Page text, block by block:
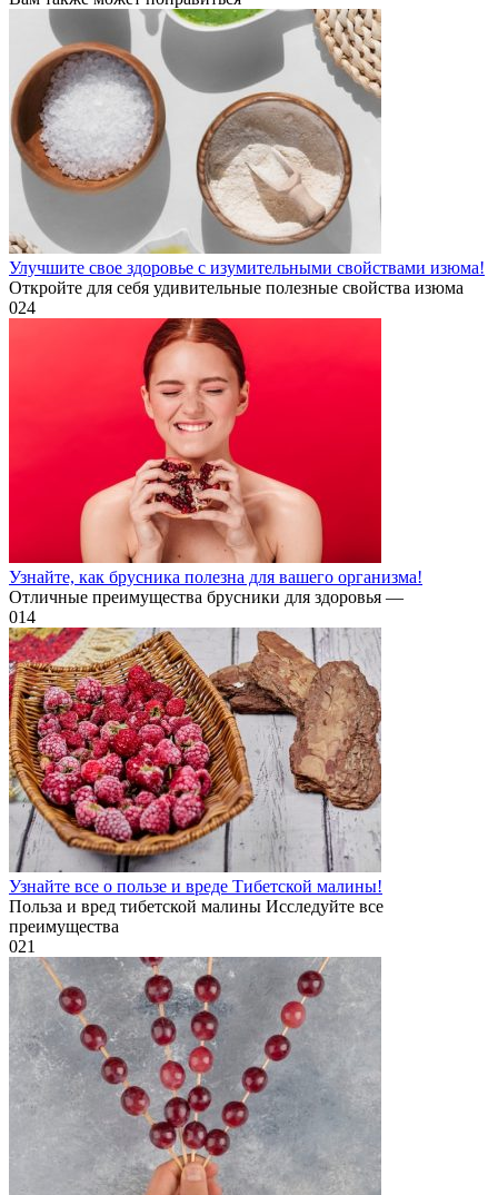
Улучшите свое здоровье с изумительными свойствами изюма!
Откройте для себя удивительные полезные свойства изюма
024
Узнайте, как брусника полезна для вашего организма!
Отличные преимущества брусники для здоровья —
014
Узнайте все о пользе и вреде Тибетской малины!
Польза и вред тибетской малины Исследуйте все
преимущества
021